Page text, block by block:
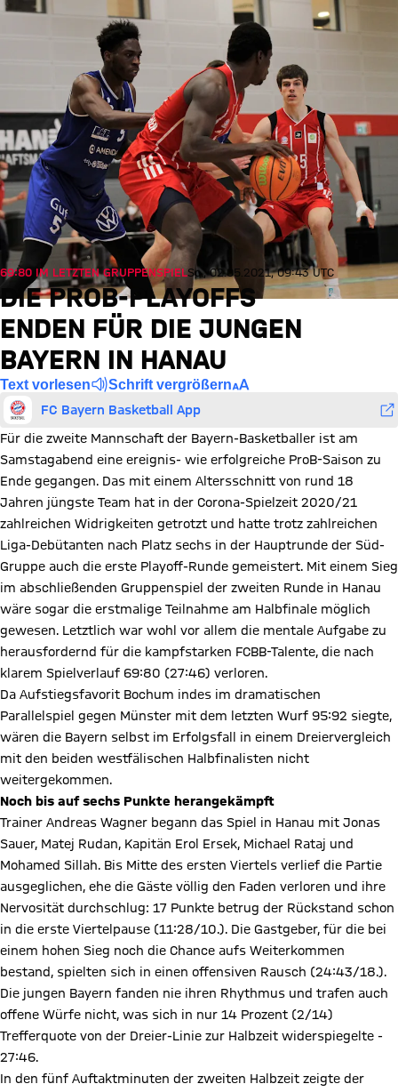
69:80 IM LETZTEN GRUPPENSPIELSo., 02.05.2021, 09:43 UTC
DIE PROB-PLAYOFFS
ENDEN FÜR DIE JUNGEN
BAYERN IN HANAU
Text vorlesen Schrift vergrößern
FC Bayern Basketball App
Für die zweite Mannschaft der Bayern-Basketballer ist am
Samstagabend eine ereignis- wie erfolgreiche ProB-Saison zu
Ende gegangen. Das mit einem Altersschnitt von rund 18
Jahren jüngste Team hat in der Corona-Spielzeit 2020/21
zahlreichen Widrigkeiten getrotzt und hatte trotz zahlreichen
Liga-Debütanten nach Platz sechs in der Hauptrunde der Süd-
Gruppe auch die erste Playoff-Runde gemeistert. Mit einem Sieg
im abschließenden Gruppenspiel der zweiten Runde in Hanau
wäre sogar die erstmalige Teilnahme am Halbfinale möglich
gewesen. Letztlich war wohl vor allem die mentale Aufgabe zu
herausfordernd für die kampfstarken FCBB-Talente, die nach
klarem Spielverlauf 69:80 (27:46) verloren.
Da Aufstiegsfavorit Bochum indes im dramatischen
Parallelspiel gegen Münster mit dem letzten Wurf 95:92 siegte,
wären die Bayern selbst im Erfolgsfall in einem Dreiervergleich
mit den beiden westfälischen Halbfinalisten nicht
weitergekommen.
Noch bis auf sechs Punkte herangekämpft
Trainer Andreas Wagner begann das Spiel in Hanau mit Jonas
Sauer, Matej Rudan, Kapitän Erol Ersek, Michael Rataj und
Mohamed Sillah. Bis Mitte des ersten Viertels verlief die Partie
ausgeglichen, ehe die Gäste völlig den Faden verloren und ihre
Nervosität durchschlug: 17 Punkte betrug der Rückstand schon
in die erste Viertelpause (11:28/10.). Die Gastgeber, für die bei
einem hohen Sieg noch die Chance aufs Weiterkommen
bestand, spielten sich in einen offensiven Rausch (24:43/18.).
Die jungen Bayern fanden nie ihren Rhythmus und trafen auch
offene Würfe nicht, was sich in nur 14 Prozent (2/14)
Trefferquote von der Dreier-Linie zur Halbzeit widerspiegelte -
27:46.
In den fünf Auftaktminuten der zweiten Halbzeit zeigte der